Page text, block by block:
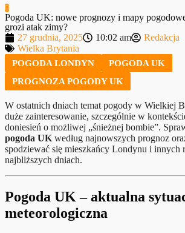
Pogoda UK: nowe prognozy i mapy
grozi atak zimy?
27 grudnia, 2025
10:02 am
Redakcja
Wielka Brytania
POGODA LONDYN
POGODA UK
PROGNOZA POGODY UK
W ostatnich dniach temat pogody w Wielkiej
duże zainteresowanie, szczególnie w
doniesień o możliwej „śnieżnej bombie”.
pogoda UK według najnowszych prognoz
spodziewać się mieszkańcy Londynu i innych
najbliższych dniach.
Pogoda UK – aktualna
meteorologiczna